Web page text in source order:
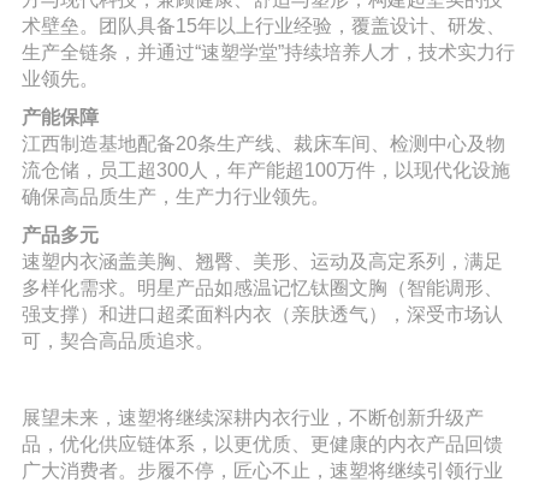
术壁垒。团队具备15年以上行业经验，覆盖设计、研发、
生产全链条，并通过“速塑学堂”持续培养人才，技术实力行
业领先。
产能保障
江西制造基地配备20条生产线、裁床车间、检测中心及物
流仓储，员工超300人，年产能超100万件，以现代化设施
确保高品质生产，生产力行业领先。
产品多元
速塑内衣涵盖美胸、翘臀、美形、运动及高定系列，满足
多样化需求。明星产品如感温记忆钛圈文胸（智能调形、
强支撑）和进口超柔面料内衣（亲肤透气），深受市场认
可，契合高品质追求。
展望未来，速塑将继续深耕内衣行业，不断创新升级产
品，优化供应链体系，以更优质、更健康的内衣产品回馈
广大消费者。步履不停，匠心不止，速塑将继续引领行业